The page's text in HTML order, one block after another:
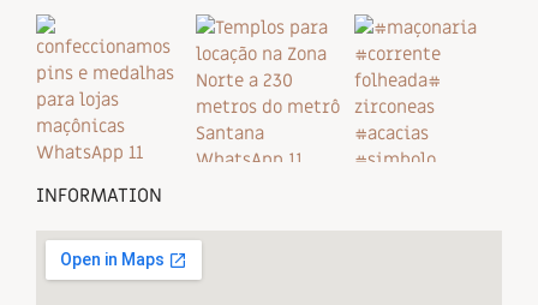
INFORMATION